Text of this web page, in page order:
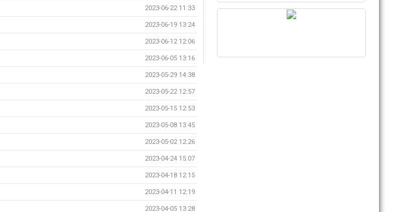
2023-06-22 11:33
2023-06-19 13:24
2023-06-12 12:06
2023-06-05 13:16
2023-05-29 14:38
2023-05-22 12:57
2023-05-15 12:53
2023-05-08 13:45
2023-05-02 12:26
2023-04-24 15:07
2023-04-18 12:15
2023-04-11 12:19
2023-04-05 13:28